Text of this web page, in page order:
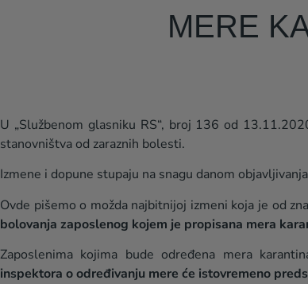
MERE
U „Službenom glasniku RS“, broj 136 od
stanovništva od zaraznih bolesti.
Izmene i dopune stupaju na snagu danom
Ovde pišemo o možda najbitnijoj izmeni koja je od
bolovanja zaposlenog kojem je propisana mera
Zaposlenima kojima bude određena mera
inspektora o određivanju mere će istovremeno